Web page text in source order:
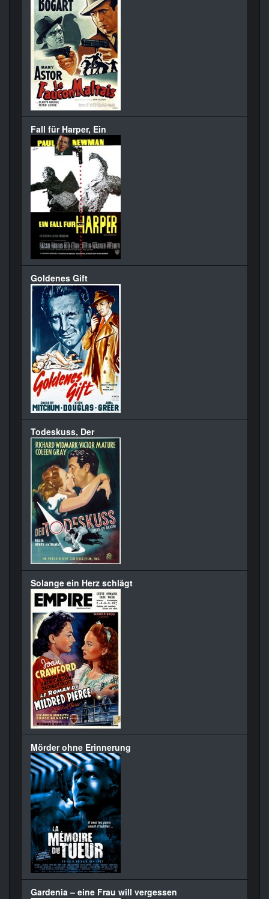
Fall für Harper, Ein
Goldenes Gift
Todeskuss, Der
Solange ein Herz schlägt
Mörder ohne Erinnerung
Gardenia – eine Frau will vergessen